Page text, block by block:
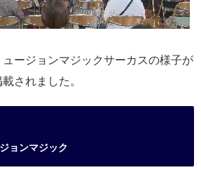
ージョンマジックサーカスの様子が
されました。
ョンマジック